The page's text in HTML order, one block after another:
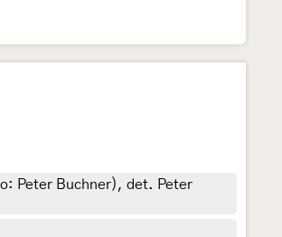
Peter Buchner), det. Peter